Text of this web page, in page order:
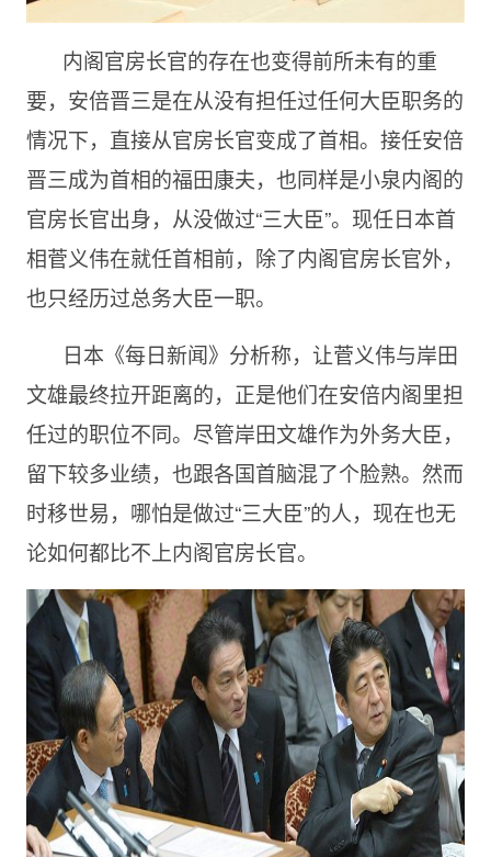
内阁官房长官的存在也变得前所未有的重
要，安倍晋三是在从没有担任过任何大臣职务的
情况下，直接从官房长官变成了首相。接任安倍
晋三成为首相的福田康夫，也同样是小泉内阁的
官房长官出身，从没做过“三大臣”。现任日本首
相菅义伟在就任首相前，除了内阁官房长官外，
也只经历过总务大臣一职。
日本《每日新闻》分析称，让菅义伟与岸田
文雄最终拉开距离的，正是他们在安倍内阁里担
任过的职位不同。尽管岸田文雄作为外务大臣，
留下较多业绩，也跟各国首脑混了个脸熟。然而
时移世易，哪怕是做过“三大臣”的人，现在也无
论如何都比不上内阁官房长官。